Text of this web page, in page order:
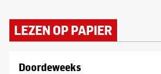
LEZEN OP PAPIER
Doordeweeks